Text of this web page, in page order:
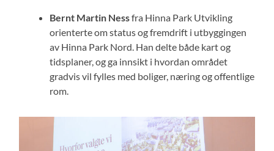
Bernt Martin Nessfra Hinna Park Utvikling
orienterte om status og fremdrift i utbyggingen
av Hinna Park Nord. Han delte både kart og
tidsplaner, og ga innsikt i hvordan området
gradvis vil fylles med boliger, næring og offentlige
rom.